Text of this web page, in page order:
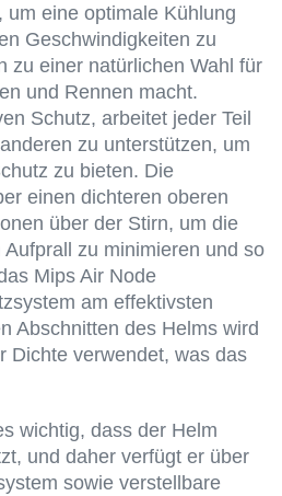
eine optimale Kühlung
Geschwindigkeiten zu
zu einer natürlichen Wahl für
und Rennen macht.
Schutz, arbeitet jeder Teil
zu unterstützen, um
zu bieten. Die
einen dichteren oberen
über der Stirn, um die
zu minimieren und so
Mips Air Node
am effektivsten
Abschnitten des Helms wird
Dichte verwendet, was das
wichtig, dass der Helm
und daher verfügt er über
sowie verstellbare